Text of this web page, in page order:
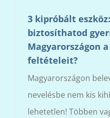
3 kipróbált
biztosíthatod
Magyarországon
feltételeit?
Magyarországon
nevelésbe nem kis
lehetetlen! Többen